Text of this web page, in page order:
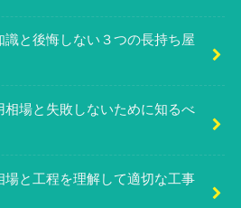
と後悔しない３つの長持ち屋
相場と失敗しないために知るべ
場と工程を理解して適切な工事